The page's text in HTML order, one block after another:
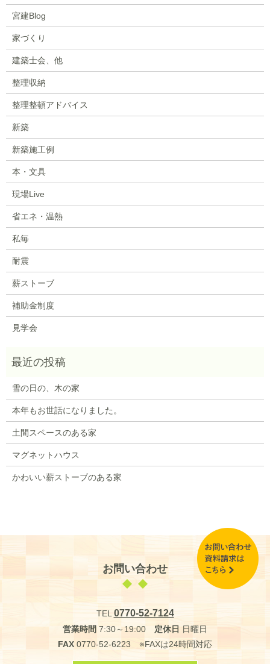
宮建Blog
家づくり
建築士会、他
整理収納
整理整頓アドバイス
新築
新築施工例
本・文具
現場Live
省エネ・温熱
私毎
耐震
薪ストーブ
補助金制度
見学会
雪の日の、木の家
本年もお世話になりました。
土間スペースのある家
マグネットハウス
かわいい薪ストーブのある家
お問い合わせ
TEL0770-52-7124
営業時間 7:30～19:00 定休日 日曜日
FAX 0770-52-6223 ※FAXは24時間対応